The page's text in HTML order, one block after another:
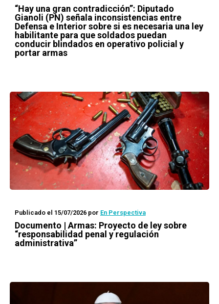
“Hay una gran contradicción”: Diputado
Gianoli (PN) señala inconsistencias entre
Defensa e Interior sobre si es necesaria una ley
habilitante para que soldados puedan
conducir blindados en operativo policial y
portar armas
Publicado el 15/07/2026 por En Perspectiva
Documento | Armas: Proyecto de ley sobre
“responsabilidad penal y regulación
administrativa”